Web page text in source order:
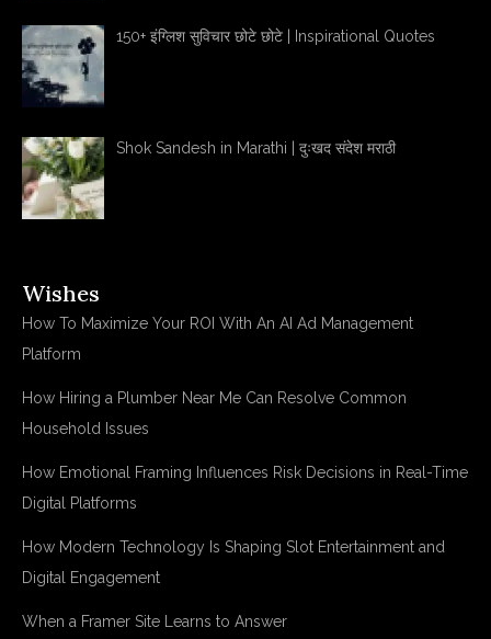
150+ इंग्लिश सुविचार छोटे छोटे | Inspirational Quotes
Shok Sandesh in Marathi | दुःखद संदेश मराठी
Wishes
How To Maximize Your ROI With An AI Ad Management
Platform
How Hiring a Plumber Near Me Can Resolve Common
Household Issues
How Emotional Framing Influences Risk Decisions in Real-Time
Digital Platforms
How Modern Technology Is Shaping Slot Entertainment and
Digital Engagement
When a Framer Site Learns to Answer